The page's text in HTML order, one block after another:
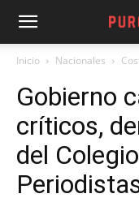
Inicio Nacionales
Gobierno
críticos,
del